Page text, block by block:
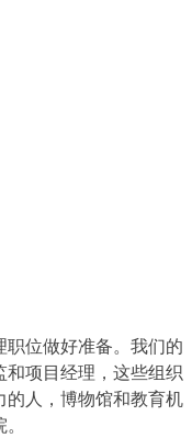
位做好准备。我们的
项目经理，这些组织
人，博物馆和教育机